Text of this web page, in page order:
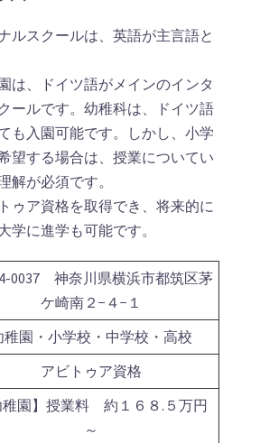
ルスクールは、英語が主言語と
は、ドイツ語がメインのインタ
ールです。幼稚科は、ドイツ語
も入園可能です。しかし、小学
望する場合は、授業についてい
解が必須です。
ゥア資格を取得でき、将来的に
学に進学も可能です。
0037 神奈川県横浜市都筑区茅
ケ崎南２−４−１
稚園・小学校・中学校・高校
アビトゥア資格
稚園】授業料 約１６８.５万円
～